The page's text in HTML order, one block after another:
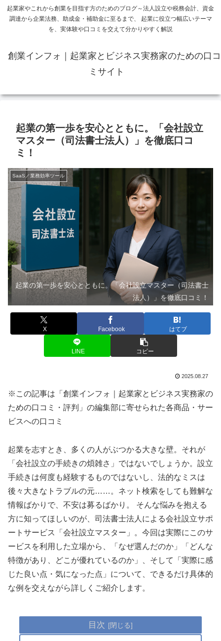
起業家やこれから創業を目指す方のためのブログ～法人設立や税務会計、資金
調達から企業法務、助成金・補助金に至るまで、 起業に役立つ幅広いテーマ
を、実体験や口コミを交えて分かりやすく解説
創業インフォ｜起業家とビジネス実務家のための口コ
ミサイト
起業の第一歩を安心とともに。「会社設立
マスター（司法書士法人）」を徹底口コ
ミ！
SaaS／業務効率ツール
起業の第一歩を安心とともに。「会社設立マスター（司法書士
法人）」を徹底口コミ！
X Facebook はてブ
LINE コピー
2025.08.27
※この記事は「創業インフォ｜起業家とビジネス実務家の
ための口コミ・評判」の編集部に寄せられた各商品・サー
ビスへの口コミ
起業を志すとき、多くの人がぶつかる大きな壁。それが
「会社設立の手続きの煩雑さ」ではないでしょうか。設立
手続きは何度も経験するものではないし、法的なミスは
後々大きなトラブルの元……。ネット検索をしても難解な
情報ばかりで、不安は募るばかり。 そんな悩みを抱える
方に知ってほしいのが、司法書士法人による会社設立サポ
ートサービス「会社設立マスター」。今回は実際にこのサ
ービスを利用した立場から、「なぜ選んだのか」「どんな
特徴があり、どこが優れているのか」、そして「実際に感
じた良い点・気になった点」について、できるだけ具体的
な例を交えながら詳しくご紹介します。
目次